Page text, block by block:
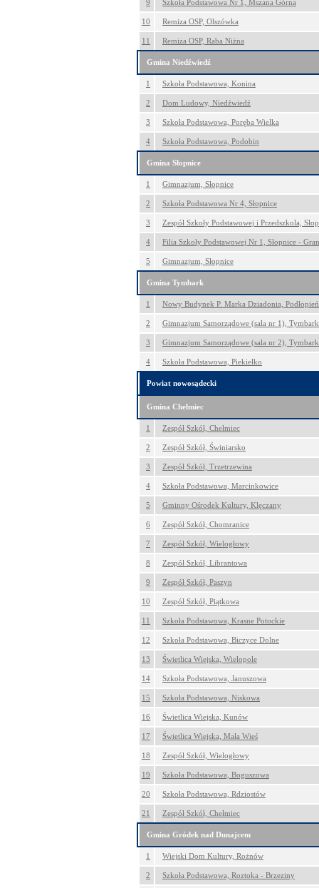
9 Szkoła Podstawowa Nr 1, Mszana Górna
10 Remiza OSP, Olszówka
11 Remiza OSP, Raba Niżna
Gmina Niedźwiedź
1 Szkoła Podstawowa, Konina
2 Dom Ludowy, Niedźwiedź
3 Szkoła Podstawowa, Poręba Wielka
4 Szkoła Podstawowa, Podobin
Gmina Słopnice
1 Gimnazjum, Słopnice
2 Szkoła Podstawowa Nr 4, Słopnice
3 Zespół Szkoły Podstawowej i Przedszkola,
4 Filia Szkoły Podstawowej Nr 1, Słopnice -
5 Gimnazjum, Słopnice
Gmina Tymbark
1 Nowy Budynek P. Marka Dziadonia,
2 Gimnazjum Samorządowe (sala nr 1), Tymbark
3 Gimnazjum Samorządowe (sala nr 2), Tymbark
4 Szkoła Podstawowa, Piekiełko
Powiat nowosądecki
Gmina Chełmiec
1 Zespół Szkół, Chełmiec
2 Zespół Szkół, Świniarsko
3 Zespół Szkół, Trzetrzewina
4 Szkoła Podstawowa, Marcinkowice
5 Gminny Ośrodek Kultury, Klęczany
6 Zespół Szkół, Chomranice
7 Zespół Szkół, Wielogłowy
8 Zespół Szkół, Librantowa
9 Zespół Szkół, Paszyn
10 Zespół Szkół, Piątkowa
11 Szkoła Podstawowa, Krasne Potockie
12 Szkoła Podstawowa, Biczyce Dolne
13 Świetlica Wiejska, Wielopole
14 Szkoła Podstawowa, Januszowa
15 Szkoła Podstawowa, Niskowa
16 Świetlica Wiejska, Kunów
17 Świetlica Wiejska, Mała Wieś
18 Zespół Szkół, Wielogłowy
19 Szkoła Podstawowa, Boguszowa
20 Szkoła Podstawowa, Rdziostów
21 Zespół Szkół, Chełmiec
Gmina Gródek nad Dunajcem
1 Wiejski Dom Kultury, Rożnów
2 Szkoła Podstawowa, Roztoka - Brzeziny